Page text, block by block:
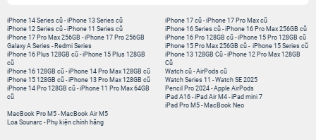
iPhone 14 Series cũ -iPhone 13 Series cũ
iPhone 12 Series cũ -iPhone 11 Series cũ
iPhone 17 Pro Max 256GB -iPhone 17 Pro 256GB
Galaxy A Series - Redmi Series
iPhone 17 cũ -iPhone 17 Pro Max cũ
iPhone 16 Series cũ - iPhone 16 Pro Max 256GB cũ
iPhone 16 Pro 128GB cũ -iPhone 15 Pro 128GB cũ
iPhone 15 Pro Max 256GB cũ - iPhone 15 Series cũ
iPhone 16 Plus 128GB cũ -iPhone 15 Plus 128GB
cũ
iPhone 16 128GB cũ -iPhone 14 Pro Max 128GB cũ
iPhone 15 128GB cũ -iPhone 13 Pro Max 128GB cũ
iPhone 14 Pro 128GB cũ -iPhone 11 Pro Max 64GB
cũ
iPhone 13 128GB Cũ -iPhone 12 Pro Max 128GB
Cũ
Watch cũ -AirPods cũ
Watch Series 11 -Watch SE 2025
Pencil Pro 2024 -Apple AirPods
iPad A16 -iPad Air M4 -iPad mini 7
iPad Pro M5 - MacBook Neo
MacBook Pro M5 - MacBook Air M5
Loa Sounarc - Phụ kiện chính hãng